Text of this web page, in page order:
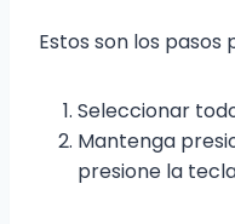
Estos son los pasos
Seleccionar
Mantenga
presione la